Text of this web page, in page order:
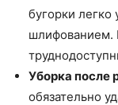
бугорки
шлифованием.
Уборка после
обязательно